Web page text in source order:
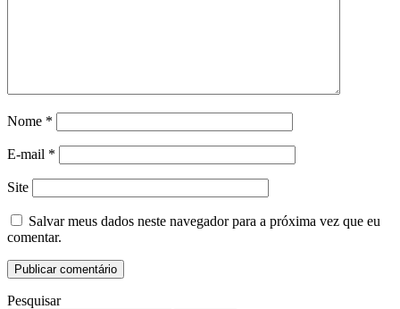
Nome *
E-mail *
Site
Salvar meus dados neste navegador para a próxima vez que eu
comentar.
Pesquisar